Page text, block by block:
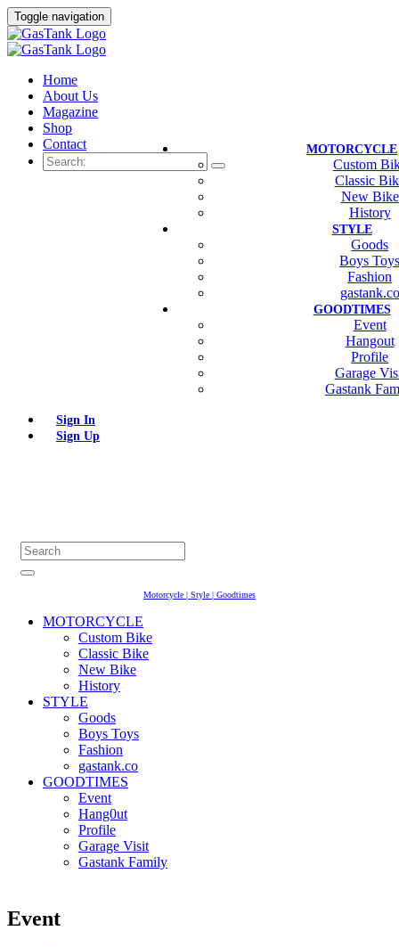
Toggle navigation
Home
About Us
Magazine
Shop
Contact
MOTORCYCLE
Custom
Classic
New Bike
History
STYLE
Goods
Boys
Fashion
gastank.co
GOODTIMES
Event
Hangout
Profile
Garage
Gastank
Sign In
Sign Up
Motorcycle | Style | Goodtimes
MOTORCYCLE
Custom Bike
Classic Bike
New Bike
History
STYLE
Goods
Boys Toys
Fashion
gastank.co
GOODTIMES
Event
Hang0ut
Profile
Garage Visit
Gastank Family
Event